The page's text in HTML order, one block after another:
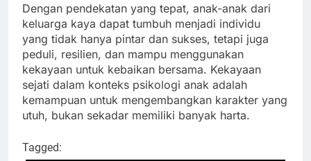
Dengan pendekatan yang tepat, anak-anak dari
keluarga kaya dapat tumbuh menjadi individu
yang tidak hanya pintar dan sukses, tetapi juga
peduli, resilien, dan mampu menggunakan
kekayaan untuk kebaikan bersama. Kekayaan
sejati dalam konteks psikologi anak adalah
kemampuan untuk mengembangkan karakter yang
utuh, bukan sekadar memiliki banyak harta.
Tagged: